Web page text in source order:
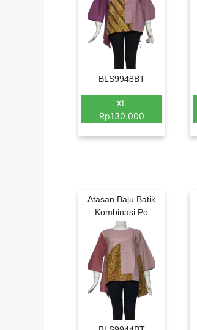
BLS9948BT
XL
Rp130.000
Atasan Baju Batik
Kombinasi Po